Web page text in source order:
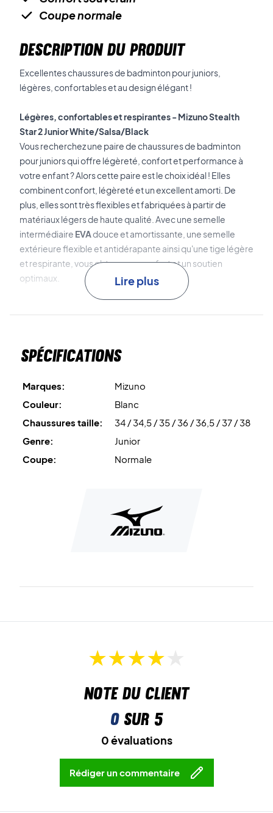
Coupe normale
DESCRIPTION DU PRODUIT
Excellentes chaussures de badminton pour juniors,
légères, confortables et au design élégant !
Légères, confortables et respirantes - Mizuno Stealth
Star 2 Junior White/Salsa/Black
Vous recherchez une paire de chaussures de badminton
pour juniors qui offre légèreté, confort et performance à
votre enfant ? Alors cette paire est le choix idéal ! Elles
combinent confort, légèreté et un excellent amorti. De
plus, elles sont très flexibles et fabriquées à partir de
matériaux légers de haute qualité. Avec une semelle
intermédiaire EVAdouce et amortissante, une semelle
extérieure flexible et antidérapante ainsi qu'une tige légère
et respirante, vous obtenez un confort et un soutien
optimaux.
Couleur : White avec des détails rouges et noirs.
Lire plus
Spécifications
Marques:
Mizuno
Couleur:
Blanc
Chaussures taille:
34 / 34,5 / 35 / 36 / 36,5 / 37 / 38
Genre:
Junior
Coupe:
Normale
Note du client
0sur 5
0 évaluations
Rédiger un commentaire